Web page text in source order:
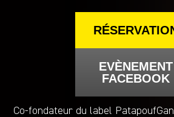
EVÈNEMENT
FACEBOOK
Co-fondateur du label